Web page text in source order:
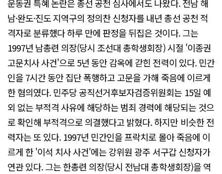
운동권 특혜 논란은 총선 공천 심사에서도 나왔다. 전남 해
남·완도·진도 지역구의 정의찬 신청자를 내년 총선 공천 적
격자로 분류했다 하루 만에 판정을 뒤집은 것이다. 그는
1997년 남총련 의장(당시 조선대 총학생회장) 시절 '이종권
고문치사 사건'으로 5년 동안 감옥에 갇힌 전력이 있다. 민간
인을 7시간 동안 집단 폭행하고 고문을 가해 죽음에 이르게
한 혐의였다. 민주당 공직선거후보자검증위원회는 15일 예
외 없는 부적격 사유에 해당하는 범죄 경력에 해당되는 것으
로 확인해 부적격으로 의결했다고 밝혔다. 하지만 비슷한 전
력자는 또 있다. 1997년 민간인을 프락치로 몰아 죽음에 이
르게 한 '이석 치사 사건'에는 강위원 광주 서구갑 신청자가
연관 있다. 그는 한총련 의장(당시 전남대 총학생회장)을 역